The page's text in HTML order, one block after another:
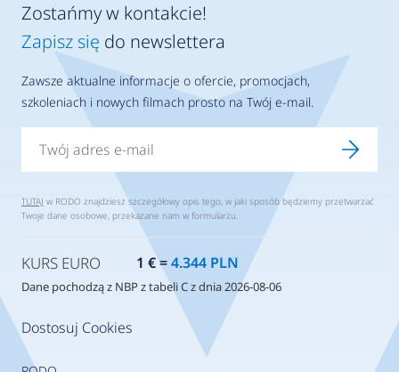
Dostosuj Cookies
Zostańmy w kontakcie!
Zapisz się do newslettera
Zawsze aktualne informacje o ofercie, promocjach,
szkoleniach i nowych filmach prosto na Twój e-mail.
TUTAJ w RODO znajdziesz szczegółowy opis tego, w jaki sposób będziemy przetwarzać
Twoje dane osobowe, przekazane nam w formularzu.
KURS EURO 1 € =4.344 PLN
Dane pochodzą z NBP z tabeli C z dnia 2026-08-06